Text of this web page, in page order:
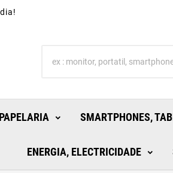
SMARTPHONES,
ENERGIA, ELECTRICIDADE